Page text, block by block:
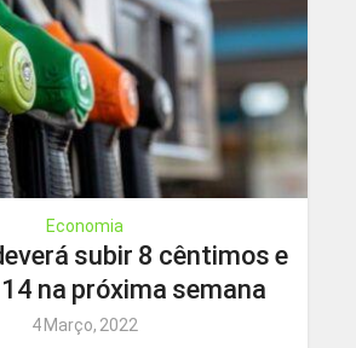
Economia
subir 8 cêntimos e
na próxima semana
4 Março, 2022